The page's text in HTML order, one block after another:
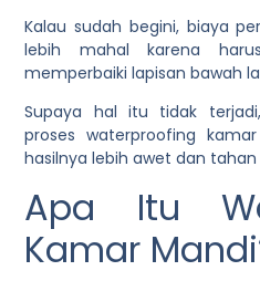
Kalau sudah begini, biaya
lebih mahal karena
memperbaiki lapisan bawah
Supaya hal itu tidak
proses waterproofing
hasilnya lebih awet dan
Apa Itu
Kamar